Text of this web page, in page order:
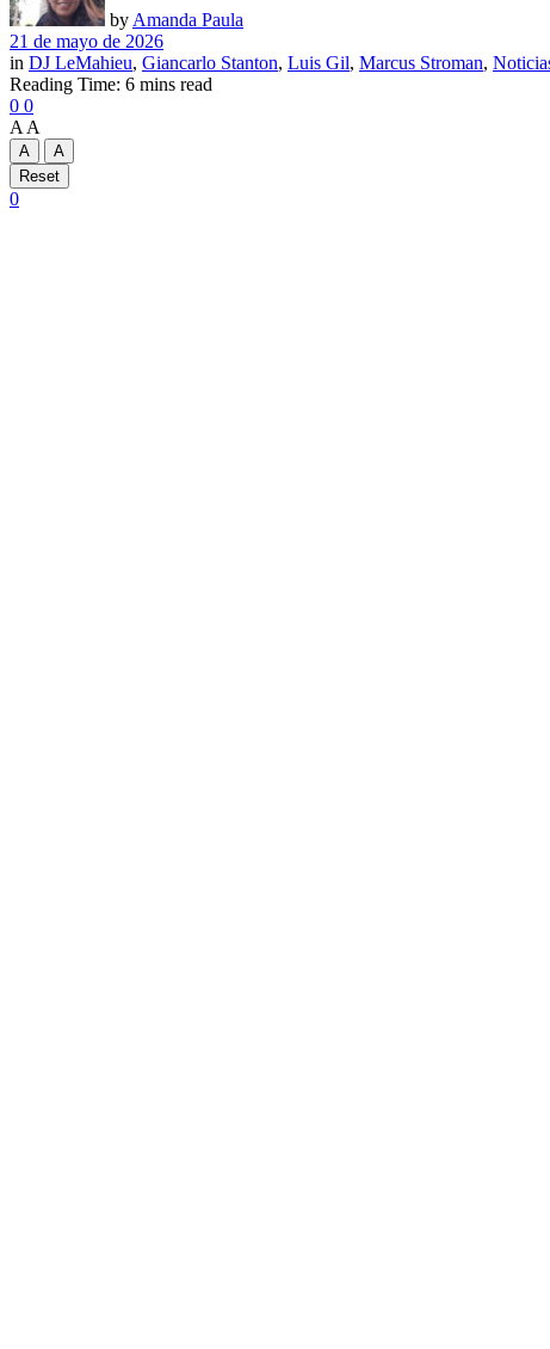
by Amanda Paula
21 de mayo de 2026
in DJ LeMahieu, Giancarlo Stanton, Luis Gil, Marcus Stroman,
Reading Time: 6 mins read
0 0
A A
A
A
Reset
0